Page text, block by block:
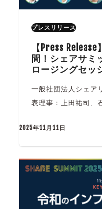
プレスリリース
【Press
間！シェアサミ
ロージングセッ
一般社団法人シェア
表理事：上田祐司、
2025年11月11日